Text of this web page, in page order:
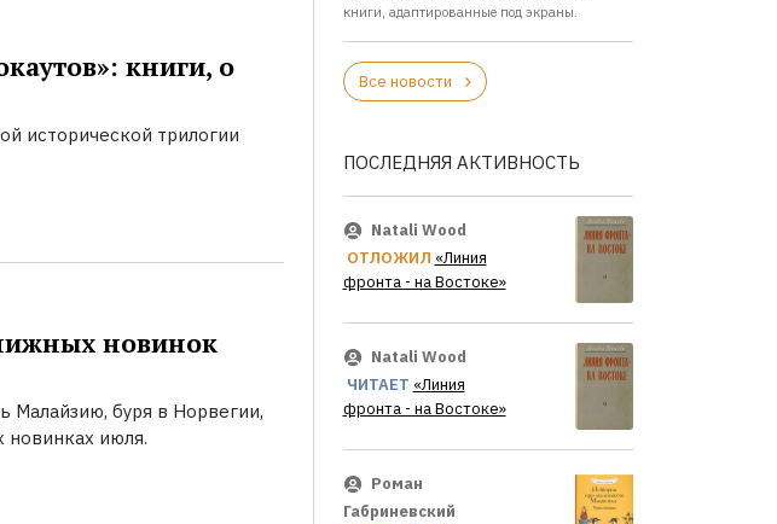
книги, о
исторической трилогии
новинок
Малайзию, буря в Норвегии,
новинках июля.
книги, адаптированные под экраны.
Все новости
ПОСЛЕДНЯЯ АКТИВНОСТЬ
Natali Wood
ОТЛОЖИЛ «Линия
фронта - на Востоке»
Natali Wood
ЧИТАЕТ «Линия
фронта - на Востоке»
Роман
Габриневский